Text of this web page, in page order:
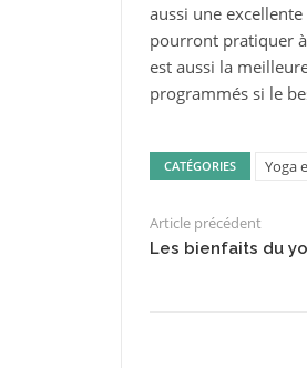
aussi une
pourront pratiquer
est aussi la
programmés si le
CATÉGORIES Yoga
Article précédent
Les bienfaits du